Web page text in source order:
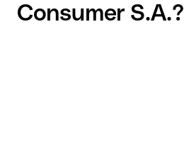
Consumer S.A.?